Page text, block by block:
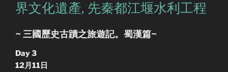
界文化遺產, 先秦都江堰水利工程
~ 三國歷史古蹟之旅遊記。蜀漢篇~
Day 3
12月11日